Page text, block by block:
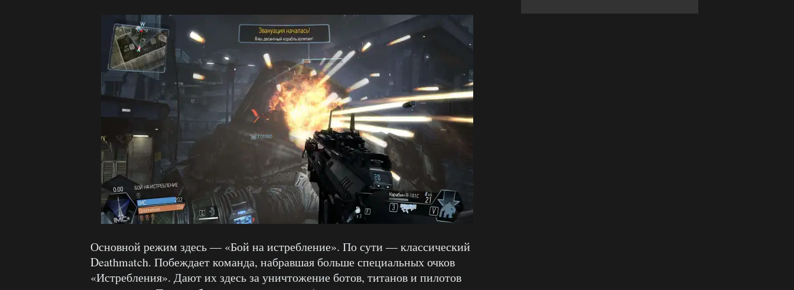
Основной режим здесь — «Бой на истребление». По сути — классический
Deathmatch. Побеждает команда, набравшая больше специальных очков
«Истребления». Дают их здесь за уничтожение ботов, титанов и пилотов